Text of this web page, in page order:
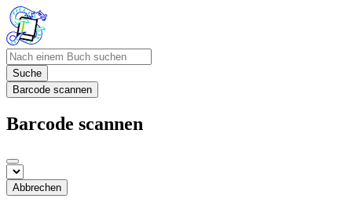
Suche
Barcode scannen
Barcode scannen
Abbrechen